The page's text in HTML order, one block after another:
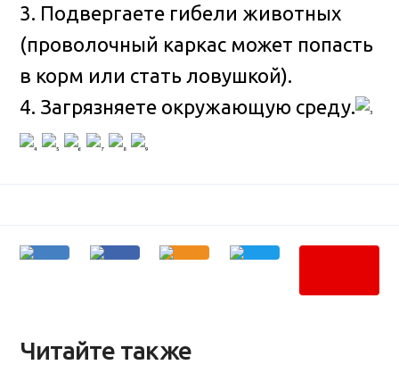
3. Подвергаете гибели животных
(проволочный каркас может попасть
в корм или стать ловушкой).
4. Загрязняете окружающую среду.
Читайте также